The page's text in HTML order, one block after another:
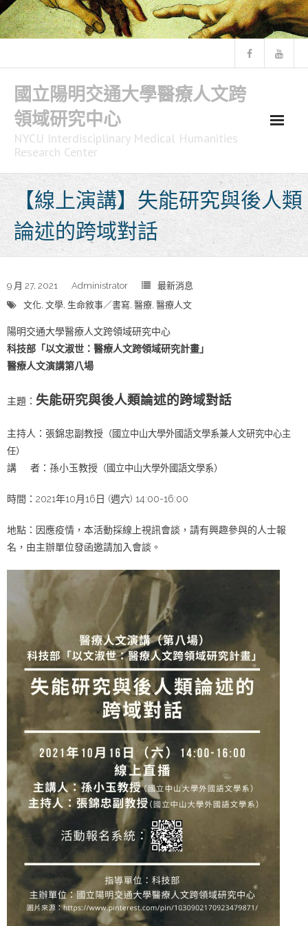
Skip
to
content
國立陽明交通大學醫療人文跨
領域研究中心
NYCU Interdisciplinary Medical Humanities
Research Center
【線上演講】失能研究與後人類
論述的跨域對話
9 月 27, 2021 Administrator
最新消息
文化, 文學, 生命敘事／書寫, 醫療, 醫療人文
陽明交通大學醫療人文跨領域研究中心
科技部「以文淑世：醫療人文跨領域研究計畫」
醫療人文演講第八場
主題： 失能研究與後人類論述的跨域對話
主持人：張錦忠副教授 （國立中山大學外國語文學系兼人文研究中心主
任）
講 者：孫小玉教授 （國立中山大學外國語文學系）
時間：2021年10月16日 (週六) 14:00-16:00
地點：因應疫情，本活動採線上視訊會談，請有興趣參與的人士報
名，由主辦單位發函邀請加入會談。